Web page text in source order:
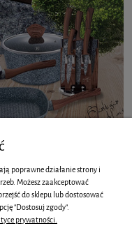
poprawne działanie strony i
Możesz zaakceptować
do sklepu lub dostosować
"Dostosuj zgody".
prywatności.